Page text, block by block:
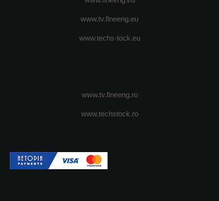
www.tv.fineeng.eu
www.techs-tock.eu
www.tv.fineeng.ro
www.techstock.ro